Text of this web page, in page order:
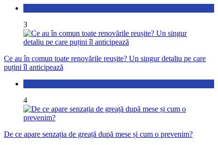
3
Ce au în comun toate renovările reușite? Un singur detaliu pe care
puțini îl anticipează
4
De ce apare senzația de greață după mese și cum o prevenim?